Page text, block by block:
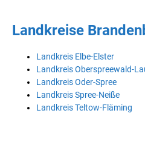
Landkreise
Landkreis Elbe-Elster
Landkreis Oberspreewald-
Landkreis Oder-Spree
Landkreis Spree-Neiße
Landkreis Teltow-Fläming